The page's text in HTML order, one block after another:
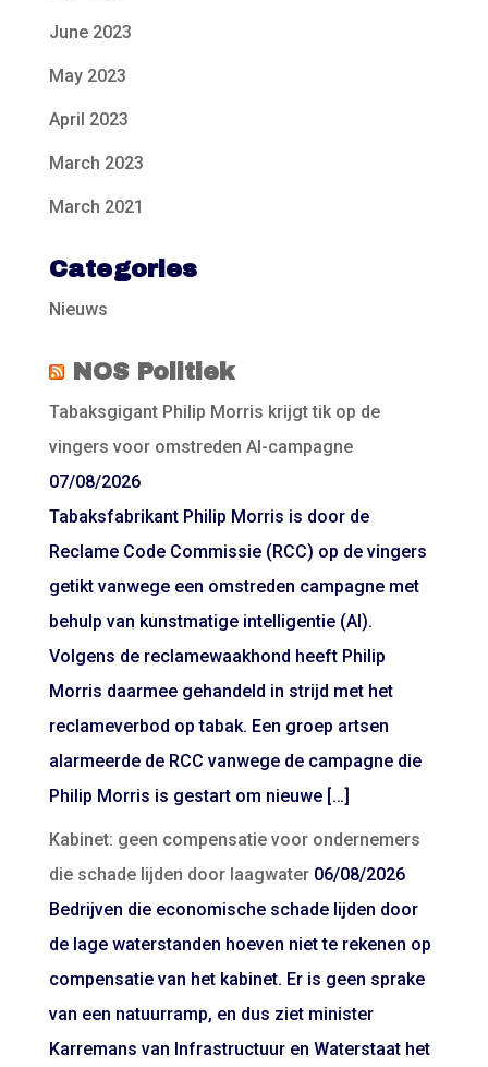
June 2023
May 2023
April 2023
March 2023
March 2021
Categories
Nieuws
NOS Politiek
Tabaksgigant Philip Morris krijgt tik op de
vingers voor omstreden AI-campagne
07/08/2026
Tabaksfabrikant Philip Morris is door de
Reclame Code Commissie (RCC) op de vingers
getikt vanwege een omstreden campagne met
behulp van kunstmatige intelligentie (AI).
Volgens de reclamewaakhond heeft Philip
Morris daarmee gehandeld in strijd met het
reclameverbod op tabak. Een groep artsen
alarmeerde de RCC vanwege de campagne die
Philip Morris is gestart om nieuwe […]
Kabinet: geen compensatie voor ondernemers
die schade lijden door laagwater 06/08/2026
Bedrijven die economische schade lijden door
de lage waterstanden hoeven niet te rekenen op
compensatie van het kabinet. Er is geen sprake
van een natuurramp, en dus ziet minister
Karremans van Infrastructuur en Waterstaat het